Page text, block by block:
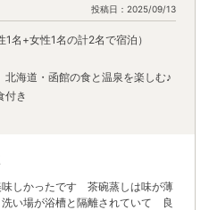
投稿日： 2025/09/13
1名+女性1名の計2名で宿泊）
北海道・函館の食と温泉を楽しむ♪
付き
しかったです 茶碗蒸しは味が薄
い場が浴槽と隔離されていて 良